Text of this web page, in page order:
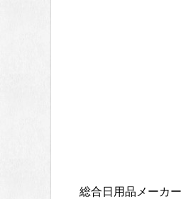
総合日用品メーカ